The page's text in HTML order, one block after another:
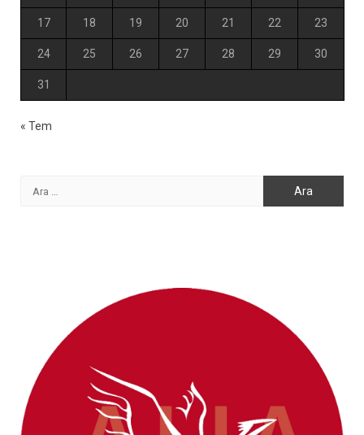
17 18 19 20 21 22 23
24 25 26 27 28 29 30
31
« Tem